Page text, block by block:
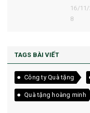
16/11/
8
TAGS BÀI VIẾT
Công ty Quà tặng
Quà tặng hoàng minh